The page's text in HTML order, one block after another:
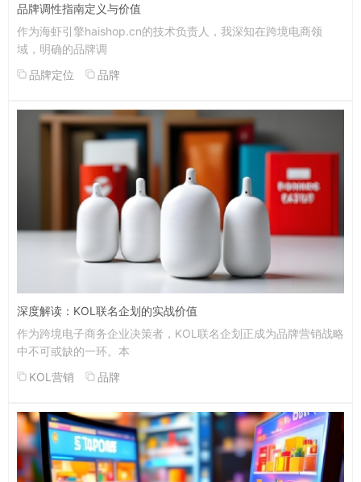
品牌调性指南定义与价值
作为海虾引擎haishop.cn的技术负责人，我深知在跨境电商领
域，明确的品牌调
品牌定位
品牌
深度解读：KOL联名企划的实战价值
作为跨境电子商务企业决策者，KOL联名企划正成为品牌营销战略
中不可或缺的一环。本
KOL营销
品牌